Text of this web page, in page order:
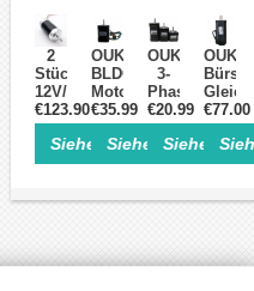
Gleichstrommotor
24 V
4000
U /
min
0,0625
Nm
127
Ncm,
300W
/
400W,
24V
/
48V,
3000
Ncm
300W
24V/48V
3000
U/min
Drehstrom
200
W,
12A,
3-
57mm,
BLDC-
Motor
2
Stück
12V/24V
Bürstenloser
Gleichstrommotoren
Bürstenlose
BLDC-
2
8000
U/min
€123.90
Siehe Einzelheiten>
OUKEDA
BLDC-
Motor
Bürstenloser
Gleichstrommotor,
24V,
6,25–
Ncm,
4000
U/min,
€35.99
Siehe
OUKEDA
3-
Phasen
Bürstenlose
DC-
Motor
24VDC,
12,5
Ncm,
4000
€20.99
Siehe
127
Ncm,
200W,
24V,
U/min,
Ø60
mm
€77.00